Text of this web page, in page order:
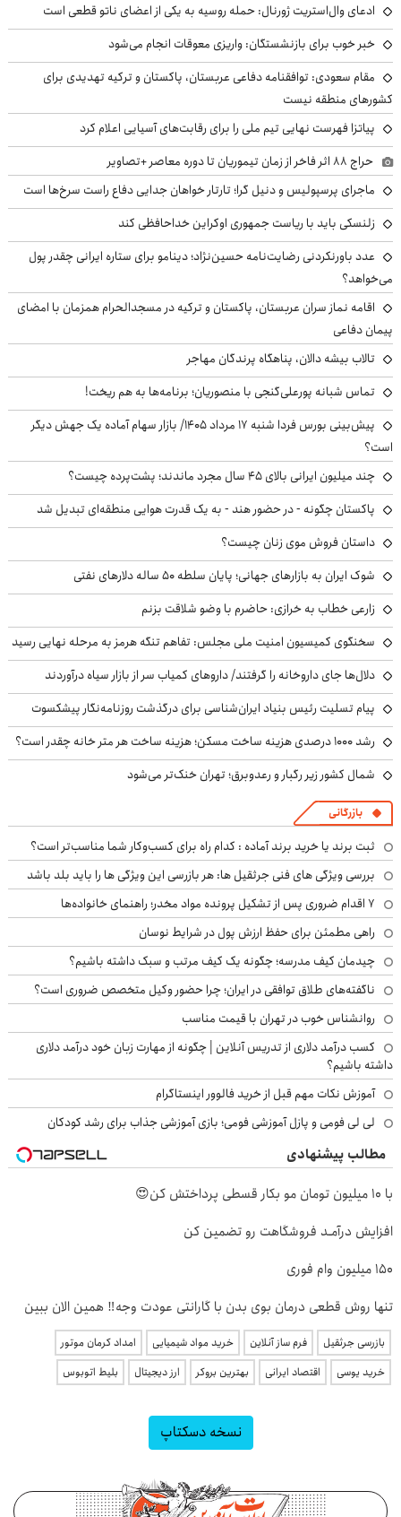
ادعای وال‌استریت ژورنال: حمله روسیه به یکی از اعضای ناتو قطعی است
خبر خوب برای بازنشستگان: واریزی معوقات انجام می‌شود
مقام سعودی: توافقنامه دفاعی عربستان، پاکستان و ترکیه تهدیدی برای
کشورهای منطقه نیست
پیاتزا فهرست نهایی تیم ملی را برای رقابت‌های آسیایی اعلام کرد
حراج ۸۸ اثر فاخر از زمان تیموریان تا دوره معاصر +تصاویر
ماجرای پرسپولیس و دنیل گرا؛ تارتار خواهان جدایی دفاع راست سرخ‌ها است
زلنسکی باید با ریاست جمهوری اوکراین خداحافظی کند
عدد باورنکردنی رضایت‌نامه حسین‌نژاد؛ دینامو برای ستاره ایرانی چقدر پول
می‌خواهد؟
اقامه نماز سران عربستان، پاکستان و ترکیه در مسجدالحرام همزمان با امضای
پیمان دفاعی
تالاب بیشه دالان، پناهگاه پرندگان مهاجر
تماس شبانه پورعلی‌گنجی با منصوریان؛ برنامه‌ها به هم ریخت!
پیش‌بینی بورس فردا شنبه ۱۷ مرداد ۱۴۰۵/ بازار سهام آماده یک جهش دیگر
است؟
چند میلیون ایرانی بالای ۴۵ سال مجرد ماندند؛ پشت‌پرده چیست؟
پاکستان چگونه - در حضور هند - به یک قدرت هوایی منطقه‌ای تبدیل شد
داستان فروش موی زنان چیست؟
شوک ایران به بازارهای جهانی؛ پایان سلطه ۵۰ ساله دلارهای نفتی
زارعی خطاب به خرازی: حاضرم با وضو شلاقت بزنم
سخنگوی کمیسیون امنیت ملی مجلس: تفاهم تنگه هرمز به مرحله نهایی رسید
دلال‌ها جای داروخانه را گرفتند/ داروهای کمیاب سر از بازار سیاه درآوردند
پیام تسلیت رئیس بنیاد ایران‌شناسی برای درگذشت روزنامه‌نگار پیشکسوت
رشد ۱۰۰۰ درصدی هزینه ساخت مسکن؛ هزینه ساخت هر متر خانه چقدر است؟
شمال کشور زیر رگبار و رعدوبرق؛ تهران خنک‌تر می‌شود
بازرگانی
ثبت برند یا خرید برند آماده : کدام راه برای کسب‌وکار شما مناسب‌تر است؟
بررسی ویژگی های فنی جرثقیل ها: هر بازرسی این ویژگی ها را باید بلد باشد
۷ اقدام ضروری پس از تشکیل پرونده مواد مخدر؛ راهنمای خانواده‌ها
راهی مطمئن برای حفظ ارزش پول در شرایط نوسان
چیدمان کیف مدرسه؛ چگونه یک کیف مرتب و سبک داشته باشیم؟
ناگفته‌های طلاق توافقی در ایران؛ چرا حضور وکیل متخصص ضروری است؟
روانشناس خوب در تهران با قیمت مناسب
کسب درآمد دلاری از تدریس آنلاین | چگونه از مهارت زبان خود درآمد دلاری
داشته باشیم؟
آموزش نکات مهم قبل از خرید فالوور اینستاگرام
لی لی فومی و پازل آموزشی فومی؛ بازی آموزشی جذاب برای رشد کودکان
مطالب پیشنهادی
با 10 میلیون تومان مو بکار قسطی پرداختش کن😍
افزایش درآمـد فروشگاهت رو تضمین کن
150 میلیون وام فوری
تنها روش قطعی درمان بوی بدن با گارانتی عودت وجه‼️ همین الان ببین
بازرسی جرثقیل فرم ساز آنلاین خرید مواد شیمیایی
امداد کرمان موتور
خرید یوسی
اقتصاد ایرانی بهترین بروکر ارز دیجیتال بلیط اتوبوس
نسخه دسکتاپ